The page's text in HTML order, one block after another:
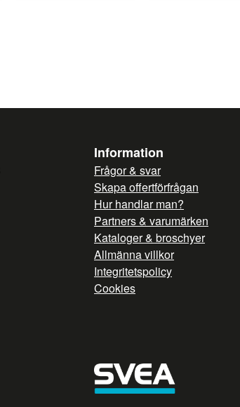
Information
Frågor & svar
Skapa offertförfrågan
Hur handlar man?
Partners & varumärken
Kataloger & broschyer
Allmänna villkor
Integritetspolicy
Cookies